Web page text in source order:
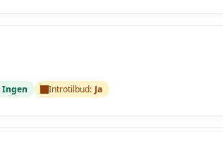
Ingen Introtilbud: Ja